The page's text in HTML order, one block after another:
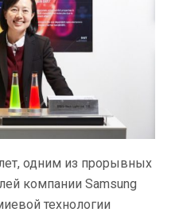
одним из прорывных
компании Samsung
технологии